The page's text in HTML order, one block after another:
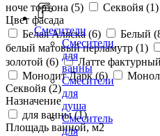
Смесители
Смесители
для
ванны
Смесители
для
душа
Смеситель
для
ноче тортона (5) Секвойя (1)
Цвет фасада
Белая Аляска (6) Белый (
белый матовый перламутр (1)
золотой (6) Латте
Монолит Дарк (6)
Секвойя (2)
Назначение
для ванны (1)
Площадь ванной, м2